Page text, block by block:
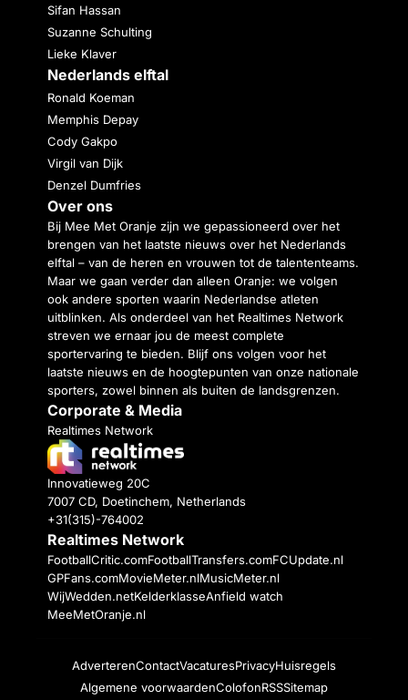
Sifan Hassan
Suzanne Schulting
Lieke Klaver
Nederlands elftal
Ronald Koeman
Memphis Depay
Cody Gakpo
Virgil van Dijk
Denzel Dumfries
Over ons
Bij Mee Met Oranje zijn we gepassioneerd over het
brengen van het laatste nieuws over het Nederlands
elftal – van de heren en vrouwen tot de talententeams.
Maar we gaan verder dan alleen Oranje: we volgen
ook andere sporten waarin Nederlandse atleten
uitblinken. Als onderdeel van het Realtimes Network
streven we ernaar jou de meest complete
sportervaring te bieden. Blijf ons volgen voor het
laatste nieuws en de hoogtepunten van onze nationale
sporters, zowel binnen als buiten de landsgrenzen.
Corporate & Media
Realtimes Network
Innovatieweg 20C
7007 CD, Doetinchem, Netherlands
+31(315)-764002
Realtimes Network
FootballCritic.comFootballTransfers.comFCUpdate.nl
GPFans.comMovieMeter.nlMusicMeter.nl
WijWedden.netKelderklasseAnfield watch
MeeMetOranje.nl
AdverterenContactVacaturesPrivacyHuisregels
Algemene voorwaardenColofonRSSSitemap